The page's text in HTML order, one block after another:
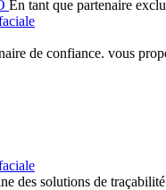
En tant que partenaire
de confiance. vous
des solutions de